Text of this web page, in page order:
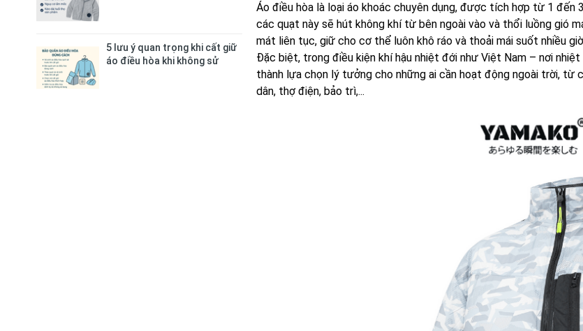
5 lưu ý quan trọng khi cất giữ
áo điều hòa khi không sử
Áo điều hòa là loại áo khoác chuyên dụng, được tích hợp từ 1 đến
các quạt này sẽ hút không khí từ bên ngoài vào và thổi luồng gió
mát liên tục, giữ cho cơ thể luôn khô ráo và thoải mái suốt nhiều
Đặc biệt, trong điều kiện khí hậu nhiệt đới như Việt Nam – nơi
thành lựa chọn lý tưởng cho những ai cần hoạt động ngoài trời, từ
dân, thợ điện, bảo trì,...